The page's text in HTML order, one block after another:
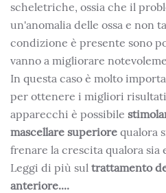
scheletriche, ossia che il
un'anomalia delle ossa e non
condizione è presente sono
vanno a migliorare
In questa caso è molto
per ottenere i migliori
apparecchi è possibile
mascellare superiore qualora
frenare la crescita qualora sia
Leggi di più sul trattamento
anteriore....